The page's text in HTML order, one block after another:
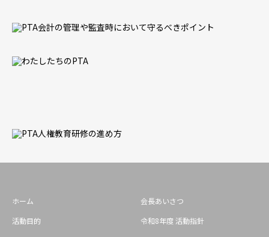
ホーム
会長あいさつ
活動目的
令和8年度 活動指針